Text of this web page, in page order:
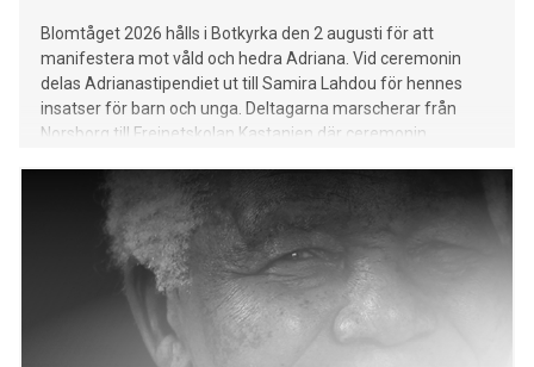
Blomtåget 2026 hålls i Botkyrka den 2 augusti för att
manifestera mot våld och hedra Adriana. Vid ceremonin
delas Adrianastipendiet ut till Samira Lahdou för hennes
insatser för barn och unga. Deltagarna marscherar från
Norsborg till Freinetskolan Kastanjen där ceremonin